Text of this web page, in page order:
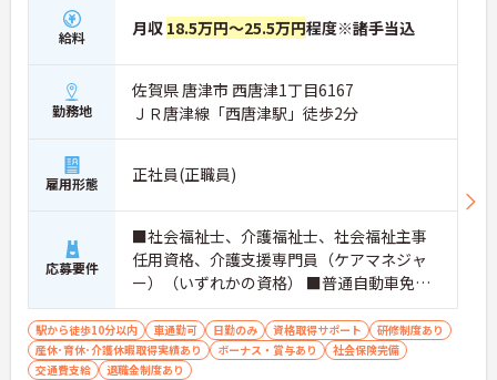
給料 月収 18.5万円～25.5万円程度※諸手当込
勤務地
佐賀県 唐津市 西唐津1丁目6167
ＪＲ唐津線「西唐津駅」徒歩2分
雇用形態 正社員(正職員)
応募要件
■社会福祉士、介護福祉士、社会福祉主事
任用資格、介護支援専門員（ケアマネジャ
ー）（いずれかの資格） ■普通自動車免許
（AT限定可） ■PCスキル：基本的なパソコ
ン業務ができる方 ■生活相談員経験あれば
尚可
駅から徒歩10分以内 車通勤可 日勤のみ 資格取得サポート
研修制度あり
産休･育休･介護休暇取得実績あり
ボーナス・賞与あり
社会保険完備
交通費支給
退職金制度あり